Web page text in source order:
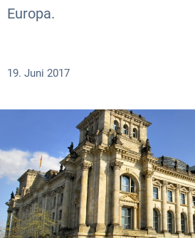
Europa.
19. Juni 2017